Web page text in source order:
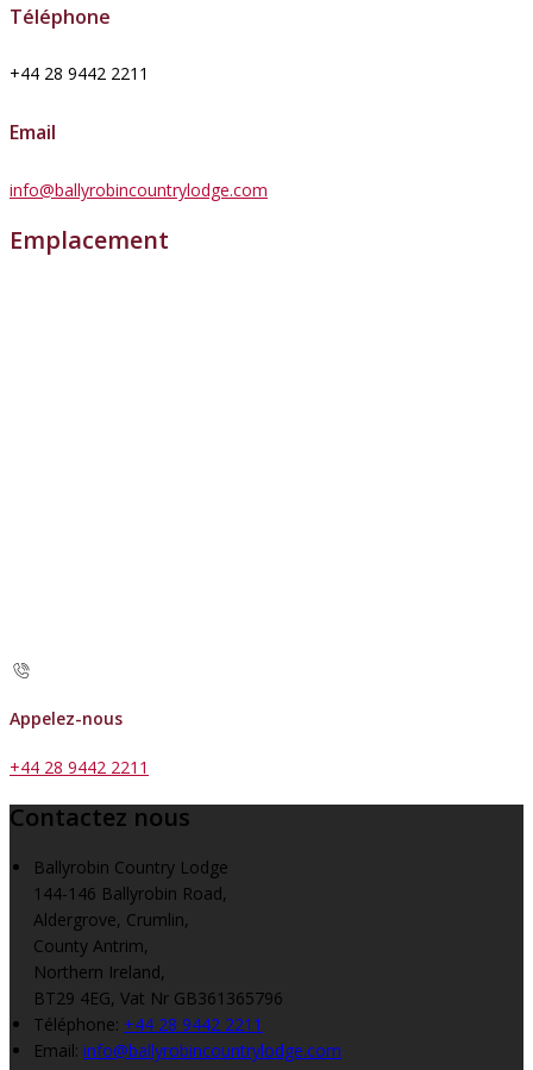
Téléphone
+44 28 9442 2211
Email
info@ballyrobincountrylodge.com
Emplacement
Appelez-nous
+44 28 9442 2211
Contactez nous
Ballyrobin Country Lodge
144-146 Ballyrobin Road,
Aldergrove, Crumlin,
County Antrim,
Northern Ireland,
BT29 4EG, Vat Nr GB361365796
Téléphone: +44 28 9442 2211
Email: info@ballyrobincountrylodge.com